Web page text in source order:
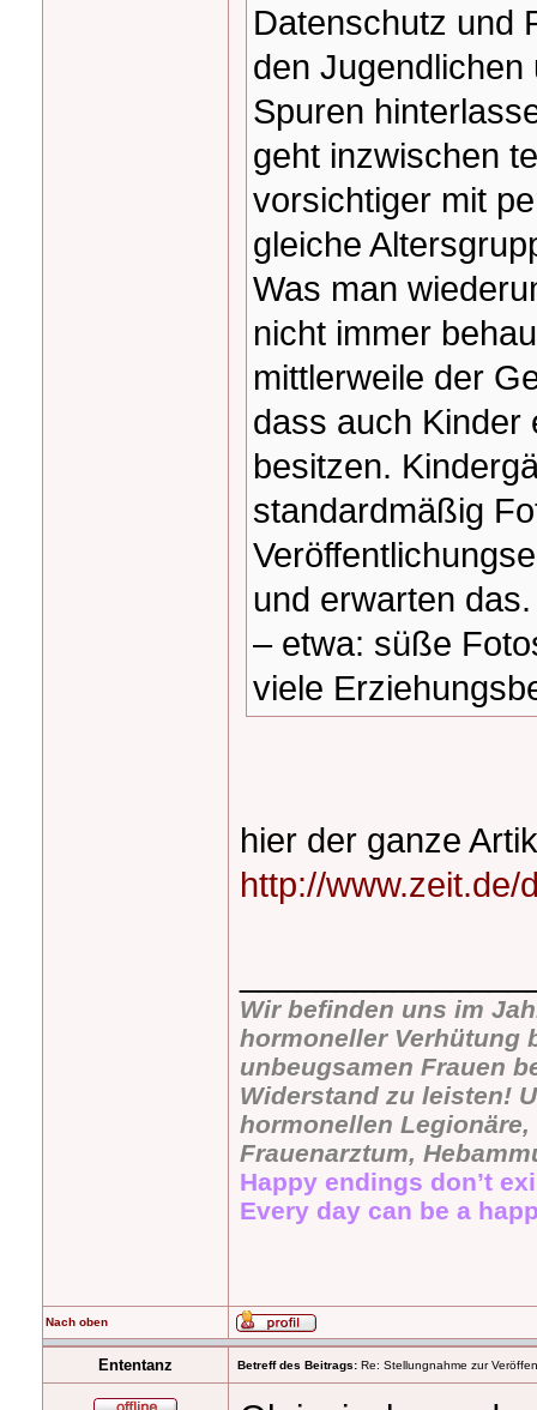
Datenschutz und
den
Spuren
geht inzwischen
vorsichtiger mit
gleiche
Was man
nicht immer
mittlerweile der
dass auch Kinder
besitzen.
standardmäßig
und erwarten
– etwa: süße
viele
hier der ganze
http://www.zeit.de/
Wir befinden uns im
hormoneller Verhütung
unbeugsamen Frauen
Widerstand zu leisten!
hormonellen
Frauenarztum,
Happy endings don’t
Every day can be a
Nach oben
Ententanz Betreff des Beitrags: Re: Stellungnahme zur